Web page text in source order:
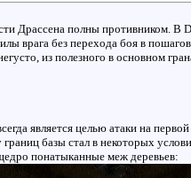
Драссена полны противником. В
врага без перехода боя в
из полезного в основном
является целью атаки на
базы стал в некоторых
понатыканные меж деревьев: